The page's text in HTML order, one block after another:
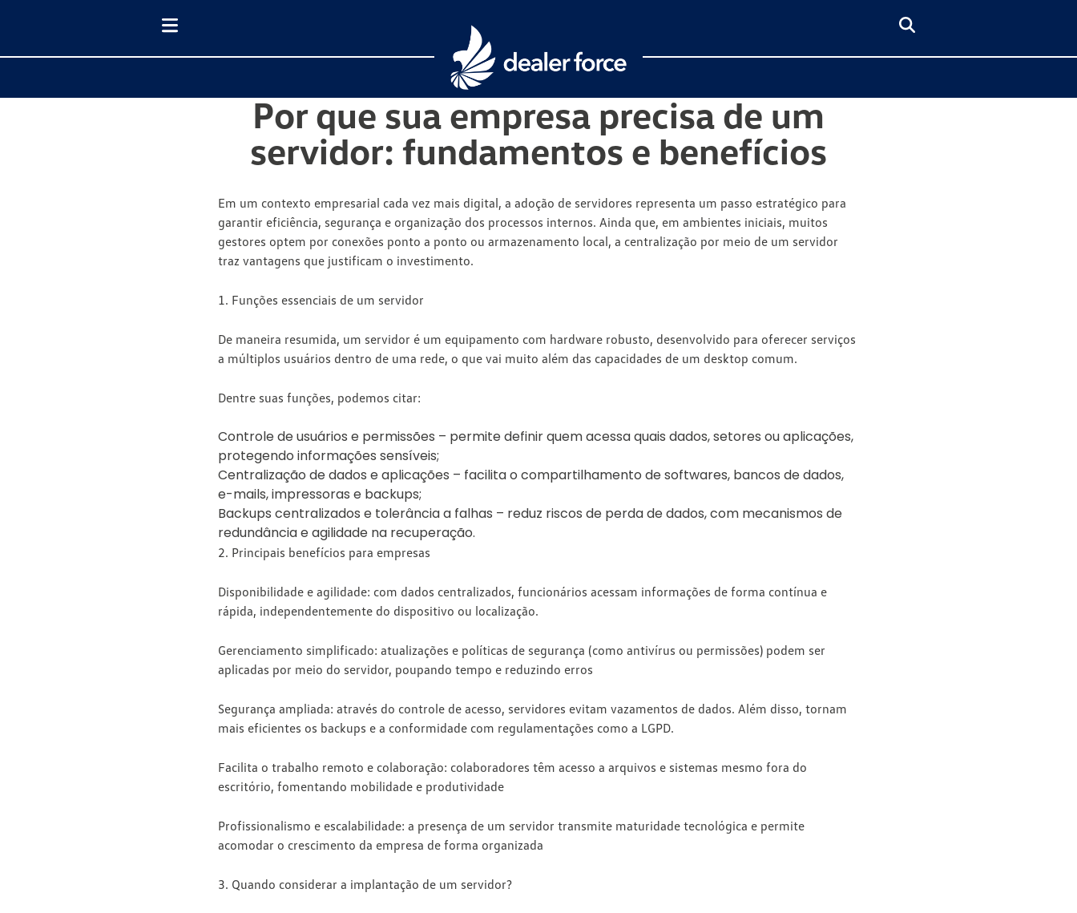
Por que sua empresa precisa de um
servidor: fundamentos e benefícios
Em um contexto empresarial cada vez mais digital, a adoção de servidores representa um passo estratégico para
garantir eficiência, segurança e organização dos processos internos. Ainda que, em ambientes iniciais, muitos
gestores optem por conexões ponto a ponto ou armazenamento local, a centralização por meio de um servidor
traz vantagens que justificam o investimento.
1. Funções essenciais de um servidor
De maneira resumida, um servidor é um equipamento com hardware robusto, desenvolvido para oferecer serviços
a múltiplos usuários dentro de uma rede, o que vai muito além das capacidades de um desktop comum.
Dentre suas funções, podemos citar:
Controle de usuários e permissões – permite definir quem acessa quais dados, setores ou aplicações,
protegendo informações sensíveis;
Centralização de dados e aplicações – facilita o compartilhamento de softwares, bancos de dados,
e-mails, impressoras e backups;
Backups centralizados e tolerância a falhas – reduz riscos de perda de dados, com mecanismos de
redundância e agilidade na recuperação.
2. Principais benefícios para empresas
Disponibilidade e agilidade: com dados centralizados, funcionários acessam informações de forma contínua e
rápida, independentemente do dispositivo ou localização.
Gerenciamento simplificado: atualizações e políticas de segurança (como antivírus ou permissões) podem ser
aplicadas por meio do servidor, poupando tempo e reduzindo erros
Segurança ampliada: através do controle de acesso, servidores evitam vazamentos de dados. Além disso, tornam
mais eficientes os backups e a conformidade com regulamentações como a LGPD.
Facilita o trabalho remoto e colaboração: colaboradores têm acesso a arquivos e sistemas mesmo fora do
escritório, fomentando mobilidade e produtividade
Profissionalismo e escalabilidade: a presença de um servidor transmite maturidade tecnológica e permite
acomodar o crescimento da empresa de forma organizada
3. Quando considerar a implantação de um servidor?